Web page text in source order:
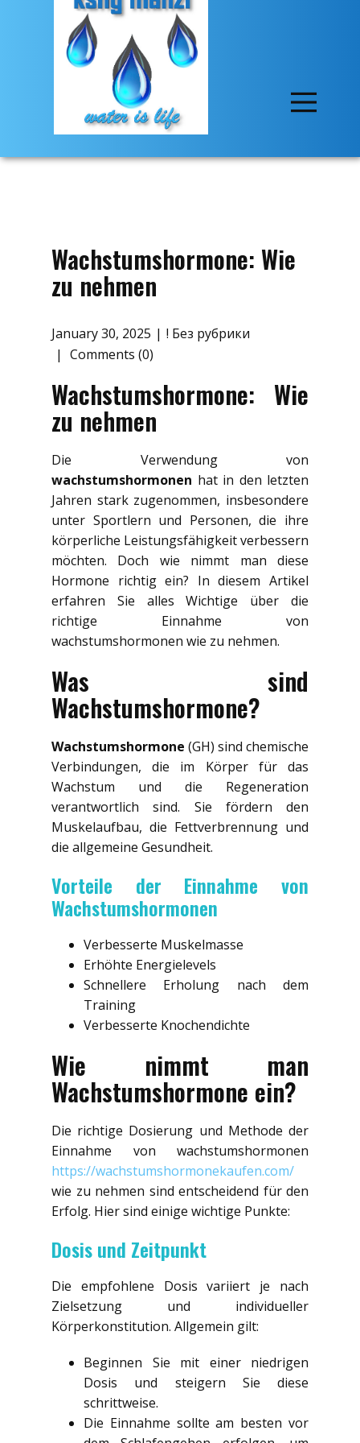
Wachstumshormone: Wie
zu nehmen
January 30, 2025
! Без рубрики
Comments (0)
Wachstumshormone: Wie
zu nehmen
Die Verwendung von
wachstumshormonen hat in den letzten
Jahren stark zugenommen, insbesondere
unter Sportlern und Personen, die ihre
körperliche Leistungsfähigkeit verbessern
möchten. Doch wie nimmt man diese
Hormone richtig ein? In diesem Artikel
erfahren Sie alles Wichtige über die
richtige Einnahme von
wachstumshormonen wie zu nehmen.
Was sind
Wachstumshormone?
Wachstumshormone (GH) sind chemische
Verbindungen, die im Körper für das
Wachstum und die Regeneration
verantwortlich sind. Sie fördern den
Muskelaufbau, die Fettverbrennung und
die allgemeine Gesundheit.
Vorteile der Einnahme von
Wachstumshormonen
Verbesserte Muskelmasse
Erhöhte Energielevels
Schnellere Erholung nach dem
Training
Verbesserte Knochendichte
Wie nimmt man
Wachstumshormone ein?
Die richtige Dosierung und Methode der
Einnahme von wachstumshormonen
https://wachstumshormonekaufen.com/
wie zu nehmen sind entscheidend für den
Erfolg. Hier sind einige wichtige Punkte:
Dosis und Zeitpunkt
Die empfohlene Dosis variiert je nach
Zielsetzung und individueller
Körperkonstitution. Allgemein gilt:
Beginnen Sie mit einer niedrigen
Dosis und steigern Sie diese
schrittweise.
Die Einnahme sollte am besten vor